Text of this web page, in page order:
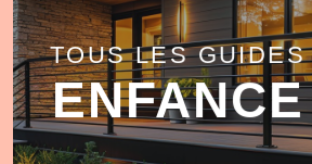
TOUS LES GUIDES
ENFANCE
EN SAVOIR +